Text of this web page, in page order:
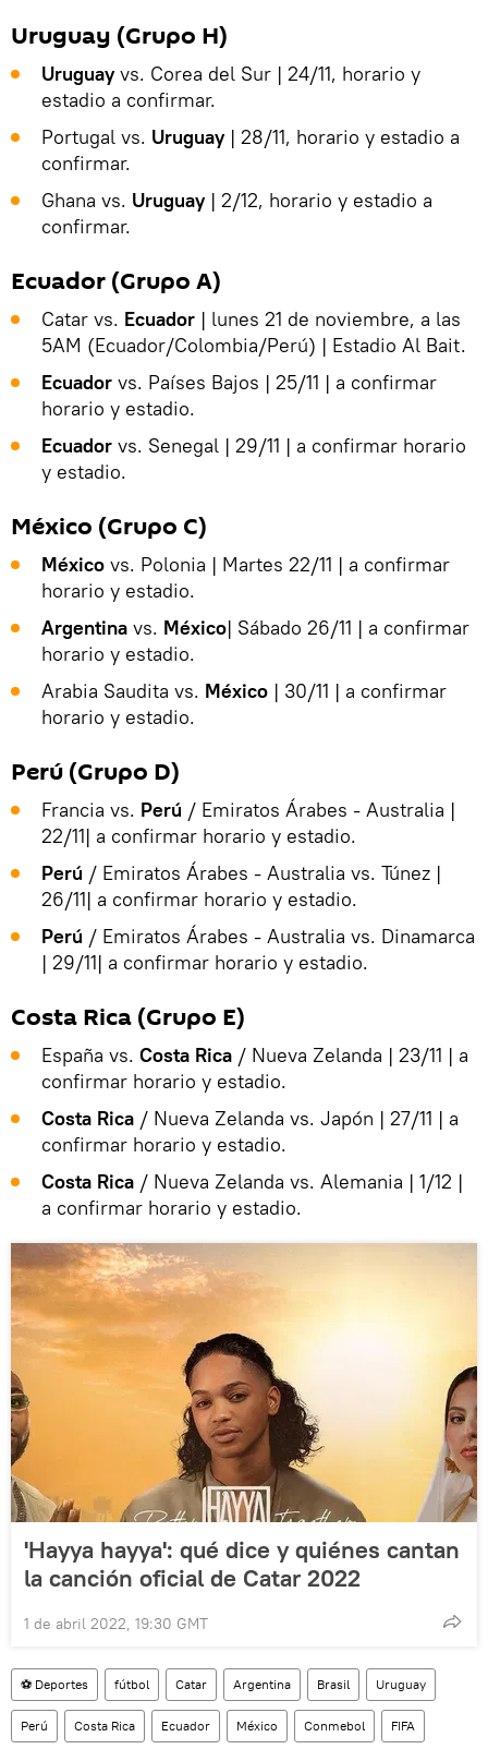
Uruguay (Grupo H)
Uruguayvs. Corea del Sur | 24/11, horario y
estadio a confirmar.
Portugal vs. Uruguay| 28/11, horario y estadio a
confirmar.
Ghana vs. Uruguay| 2/12, horario y estadio a
confirmar.
Ecuador (Grupo A)
Catar vs. Ecuador | lunes 21 de noviembre, a las
5AM (Ecuador/Colombia/Perú) | Estadio Al Bait.
Ecuador vs. Países Bajos | 25/11 | a confirmar
horario y estadio.
Ecuador vs. Senegal | 29/11 | a confirmar horario
y estadio.
México (Grupo C)
México vs. Polonia | Martes 22/11 | a confirmar
horario y estadio.
Argentina vs. México| Sábado 26/11 | a confirmar
horario y estadio.
Arabia Saudita vs. México | 30/11 | a confirmar
horario y estadio.
Perú (Grupo D)
Francia vs. Perú / Emiratos Árabes - Australia |
22/11| a confirmar horario y estadio.
Perú / Emiratos Árabes - Australia vs. Túnez |
26/11| a confirmar horario y estadio.
Perú / Emiratos Árabes - Australia vs. Dinamarca
| 29/11| a confirmar horario y estadio.
Costa Rica (Grupo E)
España vs. Costa Rica / Nueva Zelanda | 23/11 | a
confirmar horario y estadio.
Costa Rica / Nueva Zelanda vs. Japón | 27/11 | a
confirmar horario y estadio.
Costa Rica / Nueva Zelanda vs. Alemania | 1/12 |
a confirmar horario y estadio.
'Hayya hayya': qué dice y quiénes cantan
la canción oficial de Catar 2022
1 de abril 2022, 19:30 GMT
⚽ Deportes fútbol Catar Argentina Brasil Uruguay
Perú Costa Rica Ecuador México Conmebol FIFA